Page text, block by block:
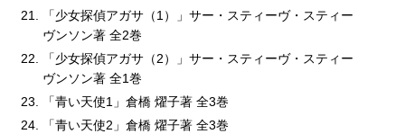
「少女探偵アガサ（1）」サー・スティーヴ・スティー
ヴンソン著 全2巻
「少女探偵アガサ（2）」サー・スティーヴ・スティー
ヴンソン著 全1巻
「青い天使1」倉橋 燿子著 全3巻
「青い天使2」倉橋 燿子著 全3巻